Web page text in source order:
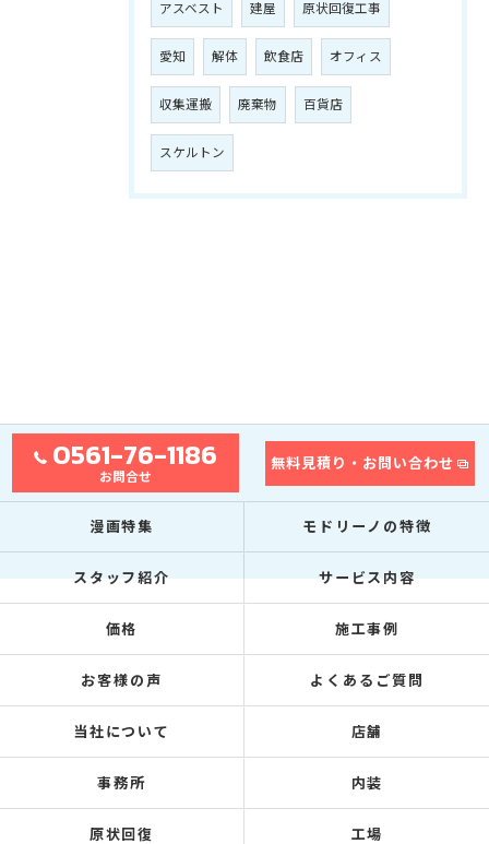
アスベスト 建屋 原状回復工事
愛知 解体 飲食店 オフィス
収集運搬 廃棄物 百貨店
スケルトン
0561-76-1186
お問合せ
無料見積り・お問い合わせ
漫画特集 モドリーノの特徴
スタッフ紹介 サービス内容
価格 施工事例
お客様の声 よくあるご質問
当社について 店舗
事務所 内装
原状回復 工場